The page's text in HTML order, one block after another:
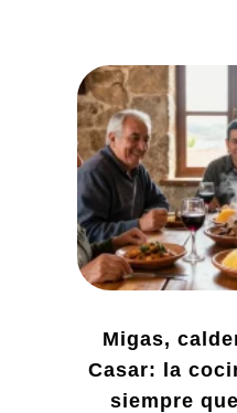
Migas,
Casar: la
siempre